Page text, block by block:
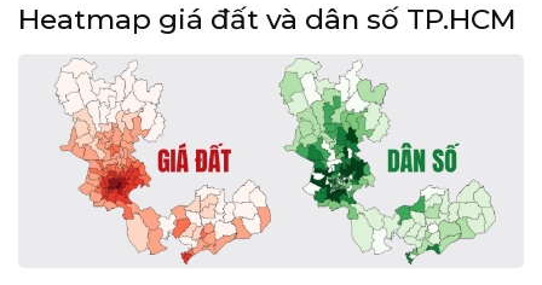
Heatmap giá đất và dân số TP.HCM